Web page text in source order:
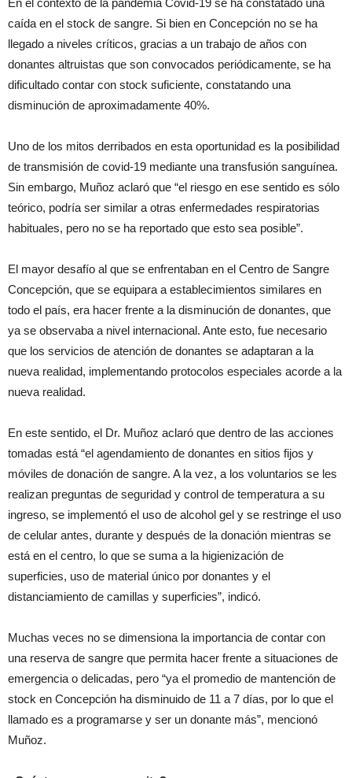
En el contexto de la pandemia Covid-19 se ha constatado una
caída en el stock de sangre. Si bien en Concepción no se ha
llegado a niveles críticos, gracias a un trabajo de años con
donantes altruistas que son convocados periódicamente, se ha
dificultado contar con stock suficiente, constatando una
disminución de aproximadamente 40%.
Uno de los mitos derribados en esta oportunidad es la posibilidad
de transmisión de covid-19 mediante una transfusión sanguínea.
Sin embargo, Muñoz aclaró que “el riesgo en ese sentido es sólo
teórico, podría ser similar a otras enfermedades respiratorias
habituales, pero no se ha reportado que esto sea posible”.
El mayor desafío al que se enfrentaban en el Centro de Sangre
Concepción, que se equipara a establecimientos similares en
todo el país, era hacer frente a la disminución de donantes, que
ya se observaba a nivel internacional. Ante esto, fue necesario
que los servicios de atención de donantes se adaptaran a la
nueva realidad, implementando protocolos especiales acorde a la
nueva realidad.
En este sentido, el Dr. Muñoz aclaró que dentro de las acciones
tomadas está “el agendamiento de donantes en sitios fijos y
móviles de donación de sangre. A la vez, a los voluntarios se les
realizan preguntas de seguridad y control de temperatura a su
ingreso, se implementó el uso de alcohol gel y se restringe el uso
de celular antes, durante y después de la donación mientras se
está en el centro, lo que se suma a la higienización de
superficies, uso de material único por donantes y el
distanciamiento de camillas y superficies”, indicó.
Muchas veces no se dimensiona la importancia de contar con
una reserva de sangre que permita hacer frente a situaciones de
emergencia o delicadas, pero “ya el promedio de mantención de
stock en Concepción ha disminuido de 11 a 7 días, por lo que el
llamado es a programarse y ser un donante más”, mencionó
Muñoz.